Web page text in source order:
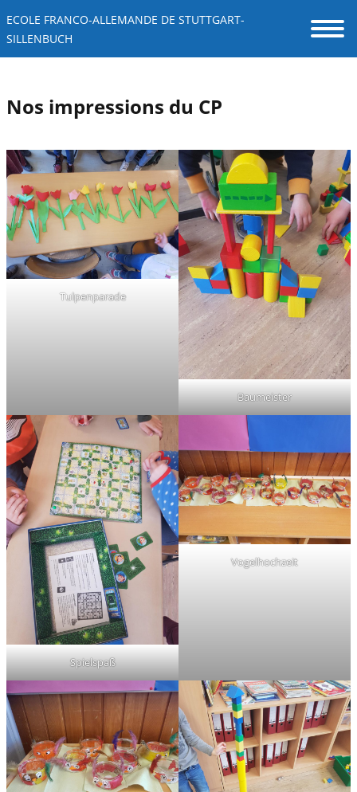
ECOLE FRANCO-ALLEMANDE DE STUTTGART-
SILLENBUCH
Nos impressions du CP
Tulpenparade
Baumeister
Spielspaß
Vogelhochzeit